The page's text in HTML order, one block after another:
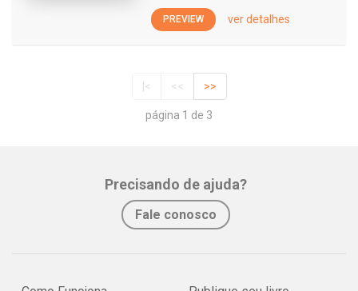
PREVIEW ver detalhes
|< << >>
página 1 de 3
Precisando de ajuda?
Fale conosco